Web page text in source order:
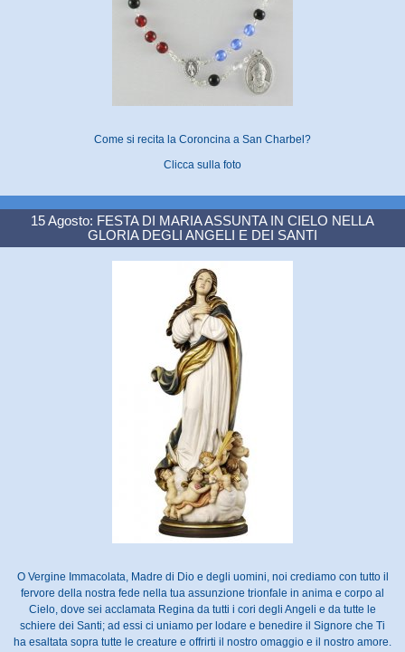
Come si recita la Coroncina a San Charbel?
Clicca sulla foto
15 Agosto: FESTA DI MARIA ASSUNTA IN CIELO NELLA
GLORIA DEGLI ANGELI E DEI SANTI
O Vergine Immacolata, Madre di Dio e degli uomini, noi crediamo con tutto il
fervore della nostra fede nella tua assunzione trionfale in anima e corpo al
Cielo, dove sei acclamata Regina da tutti i cori degli Angeli e da tutte le
schiere dei Santi; ad essi ci uniamo per lodare e benedire il Signore che Ti
ha esaltata sopra tutte le creature e offrirti il nostro omaggio e il nostro amore.